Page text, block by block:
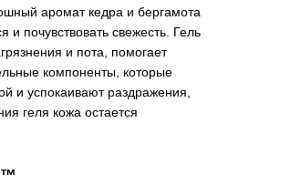
аромат кедра и бергамота
и почувствовать свежесть. Гель
и пота, помогает
компоненты, которые
и успокаивают раздражения,
геля кожа остается